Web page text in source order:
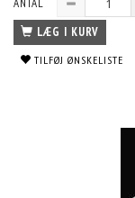
LÆG I KURV
TILFØJ ØNSKELISTE